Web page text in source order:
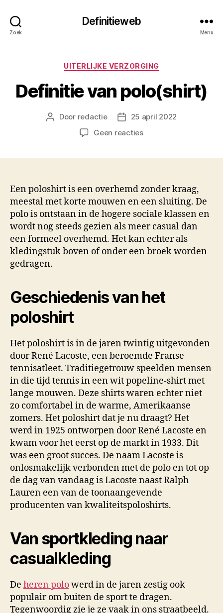
Zoek
Definitieweb
Menu
Categorieën
UITERLIJKE VERZORGING
Definitie van polo(shirt)
Berichtauteur
Door redactie Berichtdatum
25 april 2022
Geen reactiesop
Een poloshirt is een overhemd zonder kraag,
meestal met korte mouwen en een sluiting. De
polo is ontstaan in de hogere sociale klassen en
wordt nog steeds gezien als meer casual dan
een formeel overhemd. Het kan echter als
kledingstuk boven of onder een broek worden
gedragen.
Geschiedenis van het
poloshirt
Het poloshirt is in de jaren twintig uitgevonden
door René Lacoste, een beroemde Franse
tennisatleet. Traditiegetrouw speelden mensen
in die tijd tennis in een wit popeline-shirt met
lange mouwen. Deze shirts waren echter niet
zo comfortabel in de warme, Amerikaanse
zomers. Het poloshirt dat je nu draagt? Het
werd in 1925 ontworpen door René Lacoste en
kwam voor het eerst op de markt in 1933. Dit
was een groot succes. De naam Lacoste is
onlosmakelijk verbonden met de polo en tot op
de dag van vandaag is Lacoste naast Ralph
Lauren een van de toonaangevende
producenten van kwaliteitspoloshirts.
Van sportkleding naar
casualkleding
De heren polowerd in de jaren zestig ook
populair om buiten de sport te dragen.
Tegenwoordig zie je ze vaak in ons straatbeeld.